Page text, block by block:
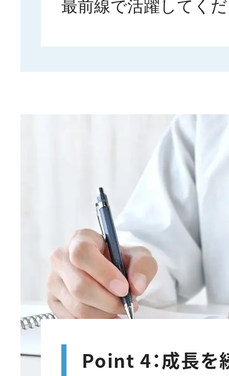
最前線で活躍してく
Point 4：成長を